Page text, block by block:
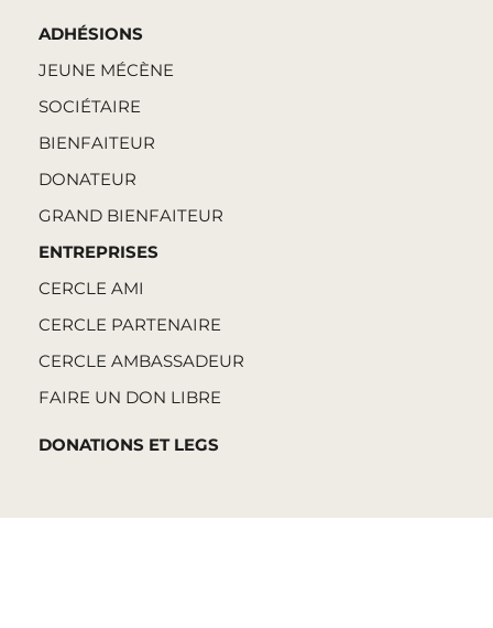
ADHÉSIONS
JEUNE MÉCÈNE
SOCIÉTAIRE
BIENFAITEUR
DONATEUR
GRAND BIENFAITEUR
ENTREPRISES
CERCLE AMI
CERCLE PARTENAIRE
CERCLE AMBASSADEUR
FAIRE UN DON LIBRE
DONATIONS ET LEGS